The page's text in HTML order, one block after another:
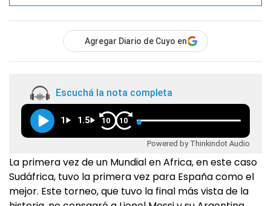
Agregar Diario de Cuyo en
Escuchá la nota completa
1 1.5 10 10
Powered by Thinkindot Audio
La primera vez de un Mundial en Africa, en este caso
Sudáfrica, tuvo la primera vez para España como el
mejor. Este torneo, que tuvo la final más vista de la